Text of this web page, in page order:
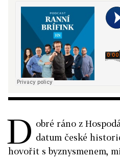
D obré ráno z
datum české
hovořit s byznysmenem,